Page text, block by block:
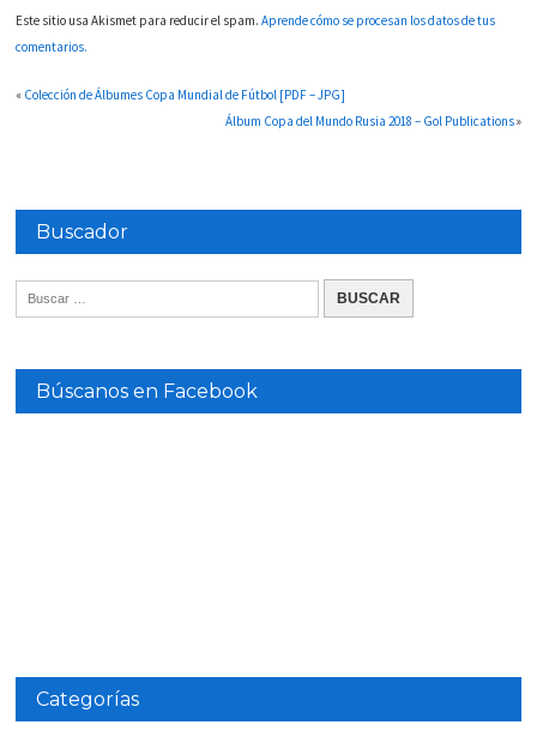
Este sitio usa Akismet para reducir el spam.Aprende cómo se procesan los datos de tus
comentarios.
« Colección de Álbumes Copa Mundial de Fútbol [PDF – JPG]
Álbum Copa del Mundo Rusia 2018 – Gol Publications»
Buscador
Búscanos en Facebook
Categorías